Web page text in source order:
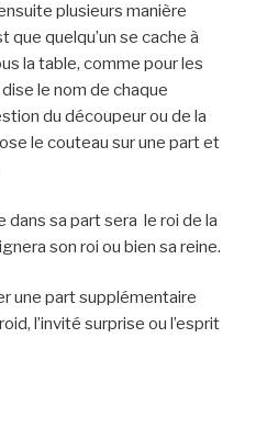
plusieurs manière
que quelqu’un se cache à
la table, comme pour les
le nom de chaque
du découpeur ou de la
le couteau sur une part et
dans sa part sera le roi de la
son roi ou bien sa reine.
une part supplémentaire
l’invité surprise ou l’esprit